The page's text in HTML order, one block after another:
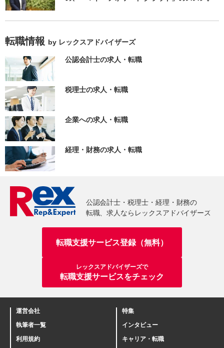
転職情報 by レックスアドバイザーズ
公認会計士の求人・転職
税理士の求人・転職
企業への求人・転職
経理・財務の求人・転職
転職支援サービス登録（無料）
レックスアドバイザーズで
転職支援サービスをチェック
運営会社
執筆者一覧
利用規約
特集
インタビュー
キャリア・転職